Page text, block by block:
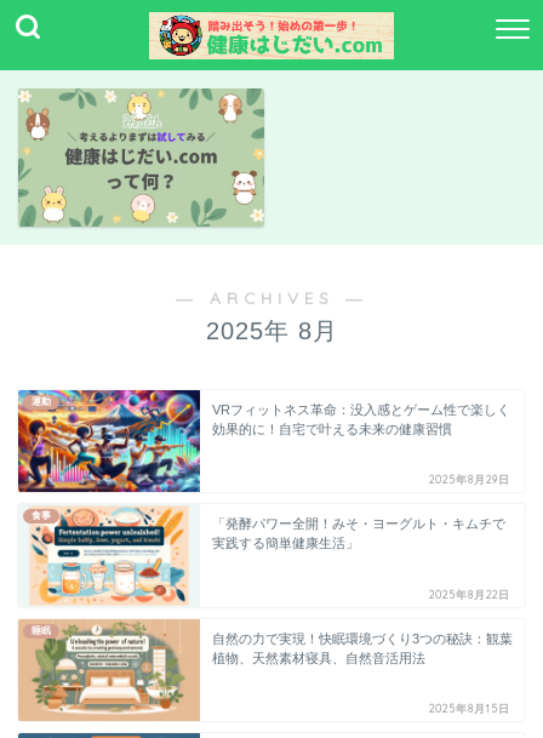
― ARCHIVES ―
2025年 8月
運動
VRフィットネス革命：没入感とゲーム性で楽しく
効果的に！自宅で叶える未来の健康習慣
2025年8月29日
食事
「発酵パワー全開！みそ・ヨーグルト・キムチで
実践する簡単健康生活」
2025年8月22日
睡眠
自然の力で実現！快眠環境づくり3つの秘訣：観葉
植物、天然素材寝具、自然音活用法
2025年8月15日